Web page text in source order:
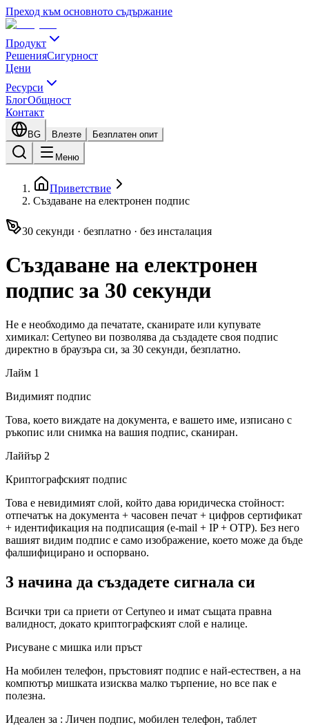
Преход към основното съдържание
Продукт
РешенияСигурност
Цени
Ресурси
БлогОбщност
Контакт
BG Влезте Безплатен опит
Меню
Приветствие
Създаване на електронен подпис
30 секунди · безплатно · без инсталация
Създаване на електронен
подпис за 30 секунди
Не е необходимо да печатате, сканирате или купувате
химикал: Certyneo ви позволява да създадете своя подпис
директно в браузъра си, за 30 секунди, безплатно.
Лайм 1
Видимият подпис
Това, което виждате на документа, е вашето име, изписано с
ръкопис или снимка на вашия подпис, сканиран.
Лаййър 2
Криптографският подпис
Това е невидимият слой, който дава юридическа стойност:
отпечатък на документа + часовен печат + цифров сертификат
+ идентификация на подписащия (e-mail + IP + OTP). Без него
вашият видим подпис е само изображение, което може да бъде
фалшифицирано и оспорвано.
3 начина да създадете сигнала си
Всички три са приети от Certyneo и имат същата правна
валидност, докато криптографският слой е налице.
Рисуване с мишка или пръст
На мобилен телефон, пръстовият подпис е най-естествен, а на
компютър мишката изисква малко търпение, но все пак е
полезна.
Идеален за : Личен подпис, мобилен телефон, таблет